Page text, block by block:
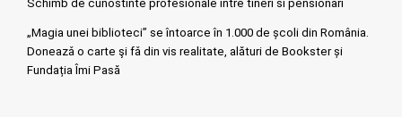
Schimb de cunostinte profesionale intre tineri si pensionari
„Magia unei biblioteci” se întoarce în 1.000 de școli din România.
Doneazǎ o carte şi fǎ din vis realitate, alături de Bookster și
Fundația Îmi Pasă